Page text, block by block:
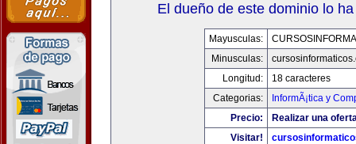
El dueño de este dominio lo
Mayusculas:
Minusculas:
Longitud:
18 caracteres
Categorias:
InformÃ¡tica y
Precio:
Realizar una
Visitar!